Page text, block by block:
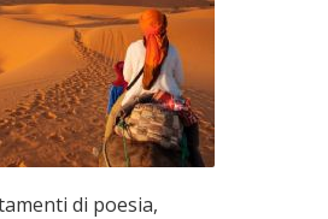
di poesia,